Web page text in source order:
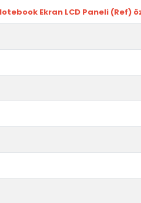
Ekran LCD Paneli (Ref)